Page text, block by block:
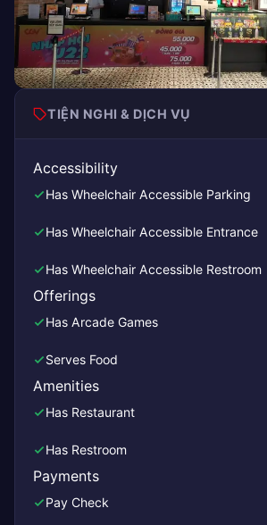
TIỆN NGHI & DỊCH VỤ
Accessibility
Has Wheelchair Accessible Parking
Has Wheelchair Accessible Entrance
Has Wheelchair Accessible Restroom
Offerings
Has Arcade Games
Serves Food
Amenities
Has Restaurant
Has Restroom
Payments
Pay Check